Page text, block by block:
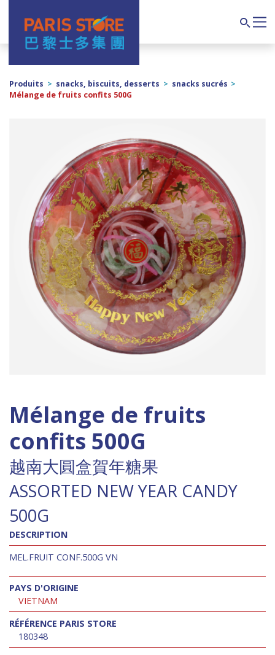
Navigation principale
Produits > snacks, biscuits, desserts > snacks sucrés >
Mélange de fruits confits 500G
Mélange de fruits
confits 500G
越南大圓盒賀年糖果
ASSORTED NEW YEAR CANDY
500G
DESCRIPTION
MEL.FRUIT CONF.500G VN
PAYS D'ORIGINE
VIETNAM
RÉFÉRENCE PARIS STORE
180348